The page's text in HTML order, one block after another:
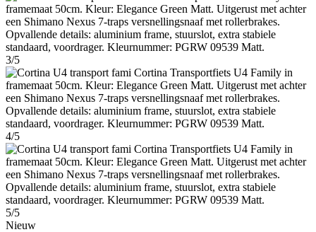
3/5
4/5
5/5
Nieuw